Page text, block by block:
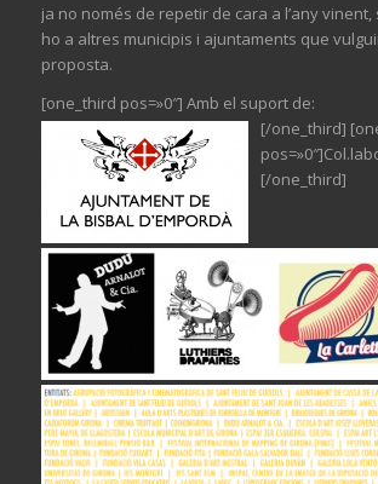
ja no només de repetir de cara a l’any
ho a altres municipis i ajuntaments que
proposta.
[one_third pos=»0″] Amb el suport de:
[/one_third]
[/one_third]